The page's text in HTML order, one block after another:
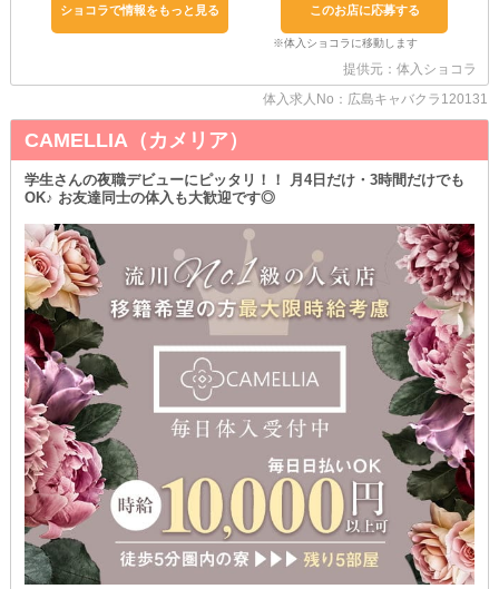
い！
また、お店のバックヤードにて《ヘアメイク》も各種セッティング
出勤の度に美容院へ通うとなると、お財布への負担も軽くないは
【サブリナ】なら、お化粧や髪のセットなどは“お店に着いてか
ら”行えます◎
ント！
美意識の高い方も《ソフトドリンク》で勤務可能です◎
当店は飲酒の強要やムリな飲酒をNGにしているため、
ノンアルでも全く問題ありません♪
ショコラで情報をもっと見る このお店に応募する
提供元：体入ショコラ
体入求人No：広島キャバクラ120131
CAMELLIA（カメリア）
学生さんの夜職デビューにピッタリ！！ 月4日だけ・3時間だけでも
OK♪ お友達同士の体入も大歓迎です◎